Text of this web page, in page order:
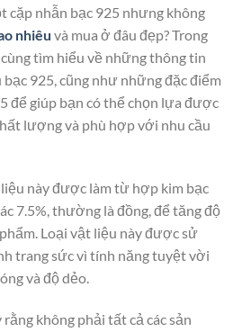
cặp nhẫn bạc 925 nhưng không
nhiêu và mua ở đâu đẹp? Trong
tìm hiểu về những thông tin
925, cũng như những đặc điểm
để giúp bạn có thể chọn lựa được
lượng và phù hợp với nhu cầu
này được làm từ hợp kim bạc
7.5%, thường là đồng, để tăng độ
Loại vật liệu này được sử
trang sức vì tính năng tuyệt vời
và độ dẻo.
không phải tất cả các sản